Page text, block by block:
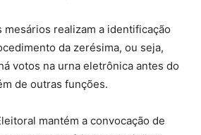
mesários realizam a identificação
da zerésima, ou seja,
votos na urna eletrônica antes do
de outras funções.
mantém a convocação de